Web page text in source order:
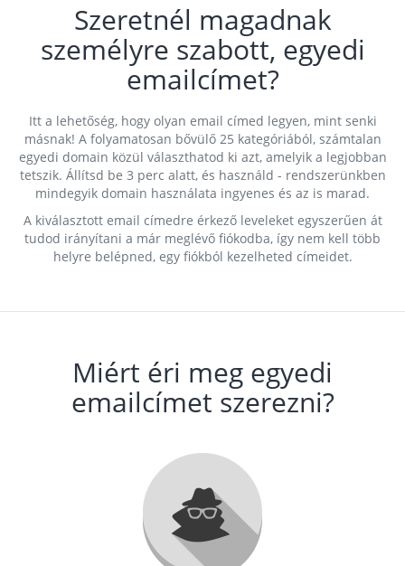
Szeretnél magadnak
személyre szabott, egyedi
emailcímet?
Itt a lehetőség, hogy olyan email címed legyen, mint senki
másnak! A folyamatosan bővülő 25 kategóriából, számtalan
egyedi domain közül választhatod ki azt, amelyik a legjobban
tetszik. Állítsd be 3 perc alatt, és használd - rendszerünkben
mindegyik domain használata ingyenes és az is marad.
A kiválasztott email címedre érkező leveleket egyszerűen át
tudod irányítani a már meglévő fiókodba, így nem kell több
helyre belépned, egy fiókból kezelheted címeidet.
Miért éri meg egyedi
emailcímet szerezni?